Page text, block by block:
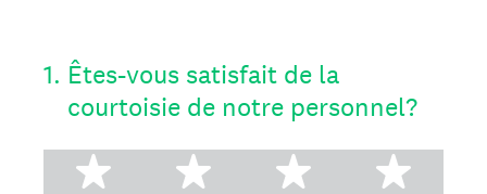
1. Êtes-vous satisfait de la
courtoisie de notre personnel?
1 étoile 2 étoiles 3 étoiles